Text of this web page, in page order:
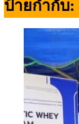
ป้ายกำกับ: